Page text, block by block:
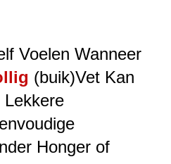
Voelen Wanneer
(buik)Vet Kan
Lekkere
Honger of